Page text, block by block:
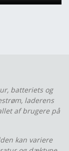
batteriets og
laderens
af brugere på
kan variere